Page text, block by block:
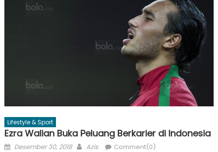
Lifestyle & Sport
Ezra Walian Buka Peluang Berkarier di Indonesia
Posted
Desember 30, 2018 Author
Azis Comment(0)